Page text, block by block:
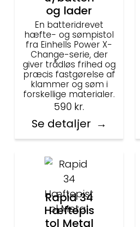
og lader
En batteridrevet
hæfte- og sømpistol
fra Einhells Power X-
Change-serie, der
giver trådløs frihed og
præcis fastgørelse af
klammer og søm i
forskellige materialer.
590 kr.
Se detaljer
Rapid 34
Hæftepis
tol Metal